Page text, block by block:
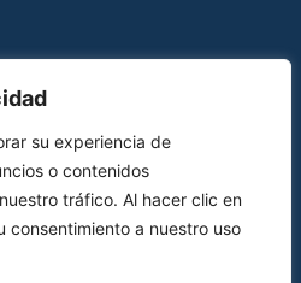
su experiencia de
o contenidos
tráfico. Al hacer clic en
consentimiento a nuestro uso